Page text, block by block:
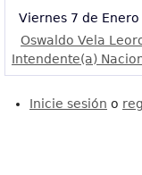
Viernes 7 de Enero
Oswaldo Vela
Intendente(a)
Inicie sesión o